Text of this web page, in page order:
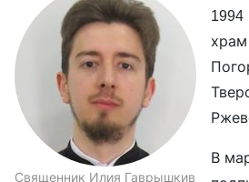
Священник Илия Гаврышкив
1994
В